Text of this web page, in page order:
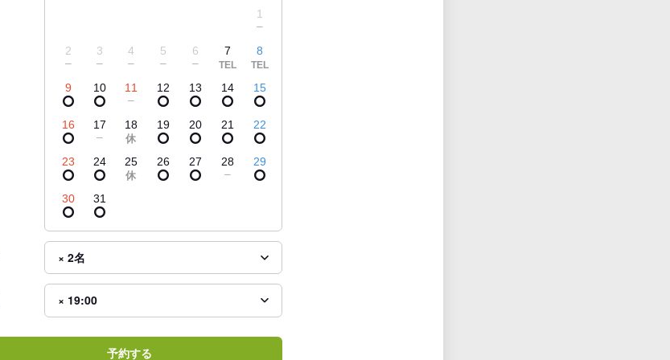
1
2 3 4 5 6 7 8
9 10 11 12 13 14 15
16 17 18 19 20 21 22
23 24 25 26 27 28 29
30 31
予約する